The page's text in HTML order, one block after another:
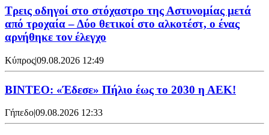
Τρεις οδηγοί στο στόχαστρο της Αστυνομίας μετά
από τροχαία – Δύο θετικοί στο αλκοτέστ, ο ένας
αρνήθηκε τον έλεγχο
Κύπρος|09.08.2026 12:49
ΒΙΝΤΕΟ: «Έδεσε» Πήλιο έως το 2030 η ΑΕΚ!
Γήπεδο|09.08.2026 12:33